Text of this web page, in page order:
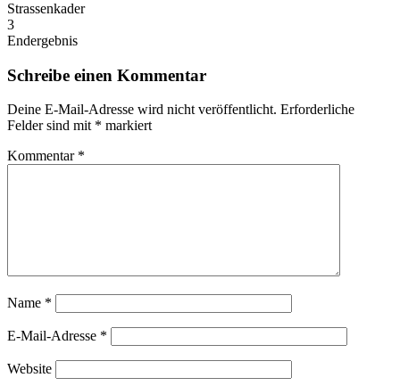
Strassenkader
3
Endergebnis
Schreibe einen Kommentar
Deine E-Mail-Adresse wird nicht veröffentlicht. Erforderliche
Felder sind mit * markiert
Kommentar *
Name *
E-Mail-Adresse *
Website